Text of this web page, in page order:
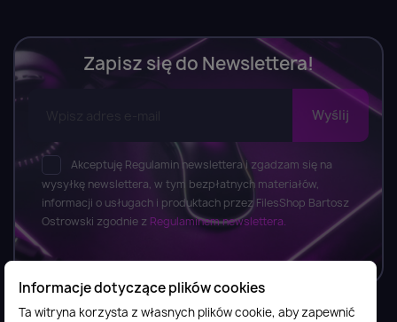
Zapisz się do Newslettera!
Akceptuję Regulamin newslettera i zgadzam się na
wysyłkę newslettera, w tym bezpłatnych materiałów,
informacji o usługach i produktach przez FilesShop Bartosz
Ostrowski zgodnie z Regulaminem newslettera.
Informacje dotyczące plików cookies
Ta witryna korzysta z własnych plików cookie, aby zapewnić